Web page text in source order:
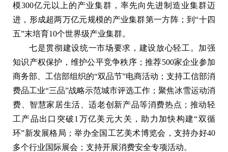
模300亿元以上的产业集群，率先向先进制造业集群迈
进，形成超两万亿元规模的产业集群第一方阵；到“十四
五”末培育10个世界级产业集群。
七是贯彻建设统一市场要求，建设放心轻工。加强
知识产权保护，维护公平竞争秩序；推荐500家企业参加
商务部、工信部组织的“双品节”电商活动；支持工信部消
费品工业“三品”战略示范城市评选工作；聚焦冰雪运动消
费、智慧家居生活、适老创新产品等消费热点；推动轻
工产品出口突破1万亿美元大关，助力加快构建“双循
环”新发展格局；举办全国工艺美术博览会，支持办好40
多个行业国际展会；支持开展消费安全专项活动。